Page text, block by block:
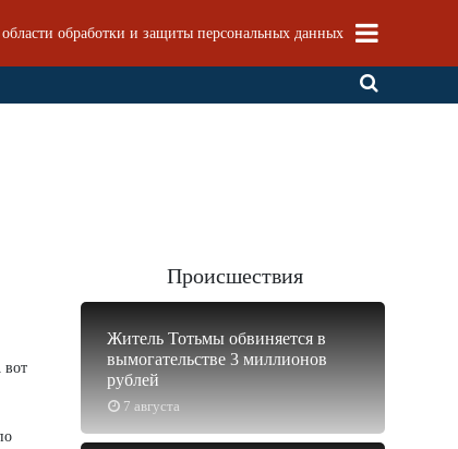
обработки и защиты персональных данных
вот
Происшествия
7 августа
Житель Тотьмы обвиняется в
вымогательстве 3 миллионов
рублей